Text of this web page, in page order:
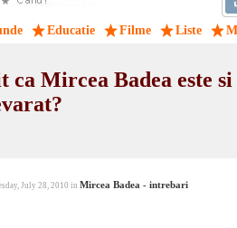
Educatie Filme Liste
ca Mircea Badea este
July 28, 2010 in Mircea Badea - intrebari